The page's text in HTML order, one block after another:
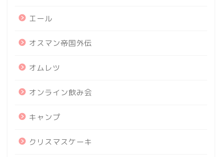
エール
オスマン帝国外伝
オムレツ
オンライン飲み会
キャンプ
クリスマスケーキ